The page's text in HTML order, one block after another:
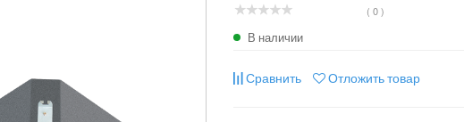
( 0 )
В наличии
Сравнить Отложить товар